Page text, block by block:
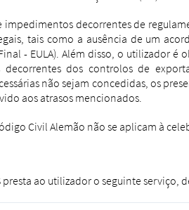
impedimentos decorrentes de
tais como a ausência de um
- EULA). Além disso, o utilizador é
decorrentes dos controlos de
não sejam concedidas, os
aos atrasos mencionados.
Civil Alemão não se aplicam à
ao utilizador o seguinte